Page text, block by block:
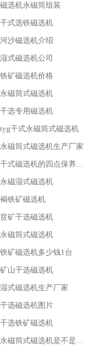
选机永磁筒组装
式选铁磁选机
沙磁选机介绍
式磁选机公司
矿磁选机价格
磁筒式磁选机
选专用磁选机
干式永磁筒式磁选机
磁筒式磁选机生产厂家
江苏干式磁选机的四点保养秘籍
磁湿式磁选机
铁矿磁选机
矿干选磁选机
磁筒式磁选机
矿磁选机多少钱1台
山干选磁选机
式磁选机生产厂家
选磁选机图片
选铁矿磁选机
辽宁永磁筒式磁选机是不是强磁